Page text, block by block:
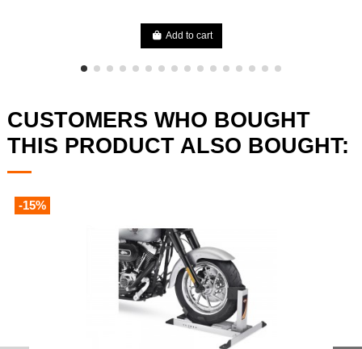
Add to cart
CUSTOMERS WHO BOUGHT
THIS PRODUCT ALSO BOUGHT:
-15%